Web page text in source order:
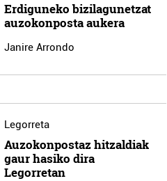
Erdiguneko bizilagunetzat
auzokonposta aukera
Janire Arrondo
Legorreta
Auzokonpostaz hitzaldiak
gaur hasiko dira
Legorretan